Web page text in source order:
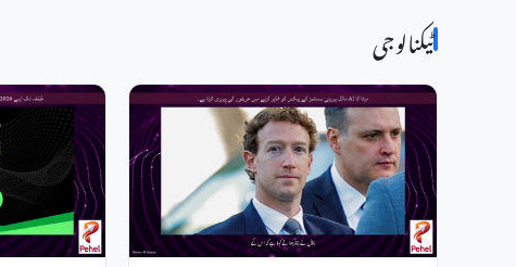
ٹیکنالوجی